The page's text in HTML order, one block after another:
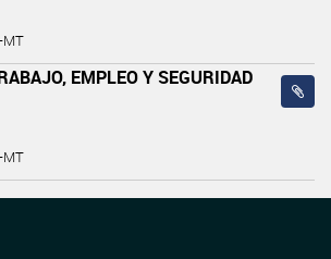
MT
EMPLEO Y SEGURIDAD
MT